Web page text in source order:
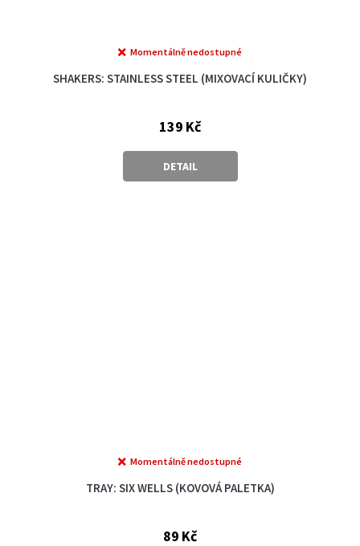
SHAKERS: STAINLESS STEEL (MIXOVACÍ KULIČKY)
Momentálně nedostupné
139 Kč
DETAIL
TRAY: SIX WELLS (KOVOVÁ PALETKA)
Momentálně nedostupné
89 Kč